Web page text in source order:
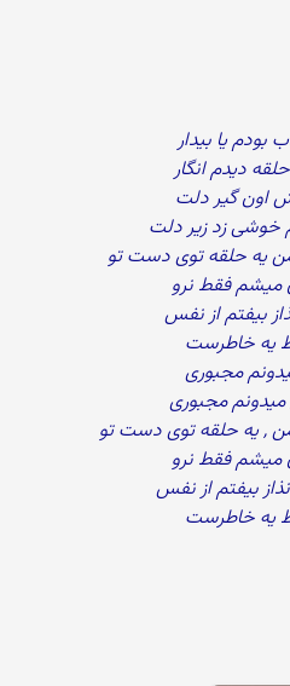
یا بیدار
دیدم انگار
اون گیر دلت
خوشی زد زیر دلت
یه حلقه توی دست تو
فقط نرو
بیفتم از نفس
یه خاطرست
مجبوری
مجبوری
, یه حلقه توی دست تو
فقط نرو
بیفتم از نفس
یه خاطرست